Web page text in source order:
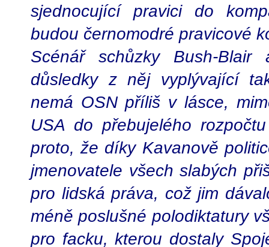
sjednocující pravici do
budou černomodré pravicové
Scénář schůzky Bush-
důsledky z něj vyplývající
nemá OSN příliš v lásce,
USA do přebujelého
proto, že díky Kavanově
jmenovatele všech slabých
pro lidská práva, což jim
méně poslušné polodiktatury
pro facku, kterou dostaly